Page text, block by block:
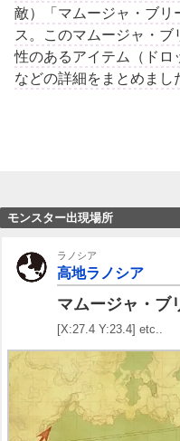
敵）「マムージャ・ブリ
ス。このマムージャ・
性のあるアイテム（ドロ
などの詳細をまとめまし
モンスター出現場所
ラノシア
高地ラノシア
マムージャ・ブ
[X:27.4 Y:23.4] etc..